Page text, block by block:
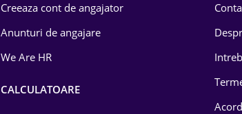
Creeaza cont de angajator
Anunturi de angajare
We Are HR
CALCULATOARE